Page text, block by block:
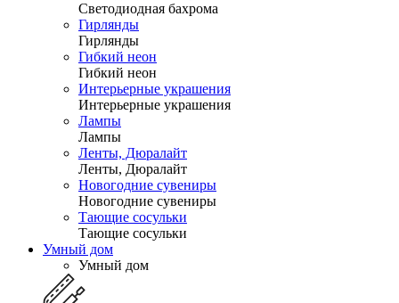
Светодиодная бахрома
Гирлянды
Гирлянды
Гибкий неон
Гибкий неон
Интерьерные украшения
Интерьерные украшения
Лампы
Лампы
Ленты, Дюралайт
Ленты, Дюралайт
Новогодние сувениры
Новогодние сувениры
Тающие сосульки
Тающие сосульки
Умный дом
Умный дом